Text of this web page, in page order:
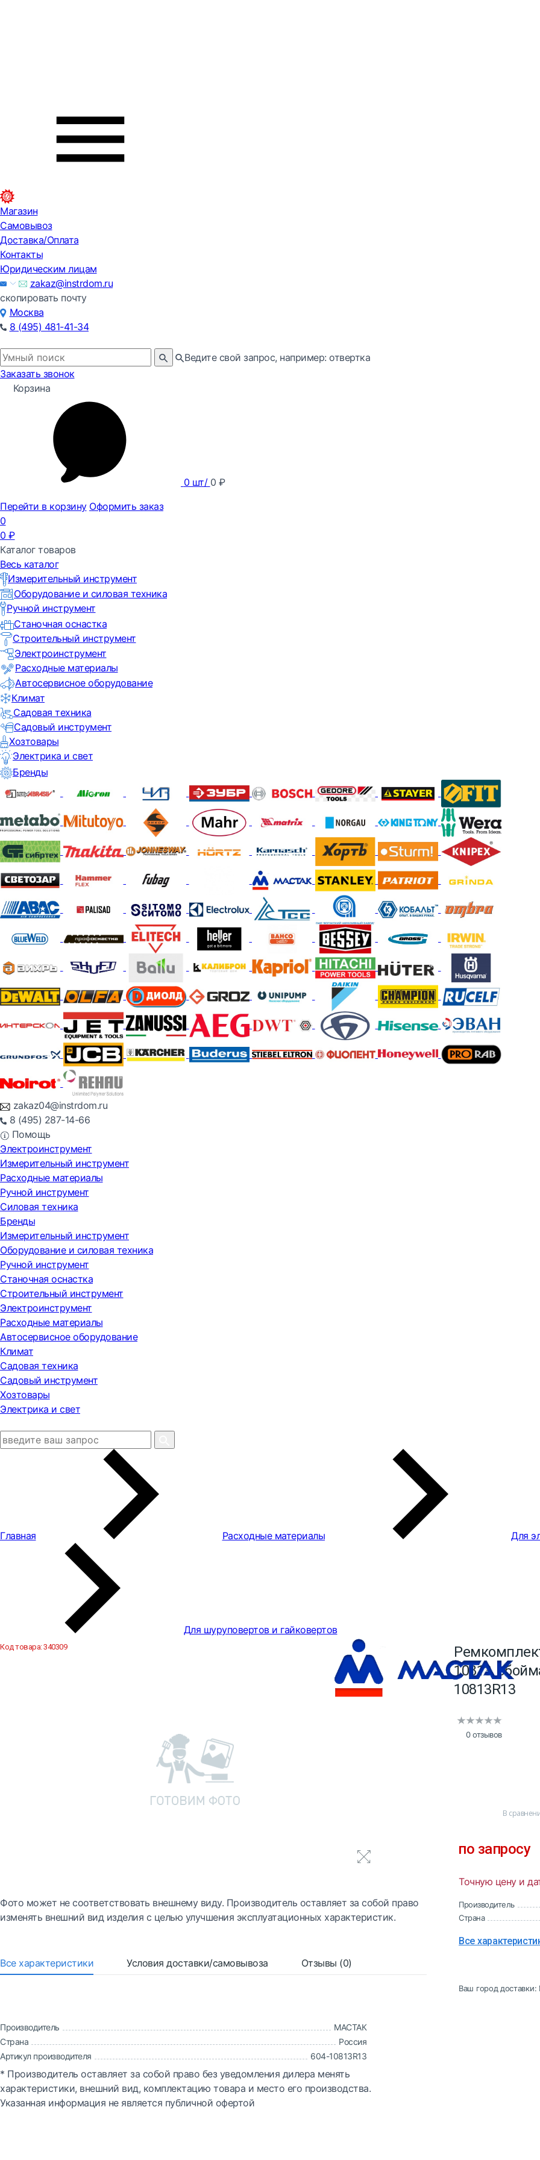
Магазин
Самовывоз
Доставка/Оплата
Контакты
Юридическим лицам
zakaz@instrdom.ru
скопировать почту
Москва
8 (495) 481-41-34
Ведите свой запрос, например: отвертка
Заказать звонок
Корзина
0 шт/ 0 ₽
Перейти в корзину Оформить заказ
0
0 ₽
Каталог товаров
Весь каталог
Измерительный инструмент
Оборудование и силовая техника
Ручной инструмент
Станочная оснастка
Строительный инструмент
Электроинструмент
Расходные материалы
Автосервисное оборудование
Климат
Садовая техника
Садовый инструмент
Хозтовары
Электрика и свет
Бренды
zakaz04@instrdom.ru
8 (495) 287-14-66
Помощь
Электроинструмент
Измерительный инструмент
Расходные материалы
Ручной инструмент
Силовая техника
Бренды
Измерительный инструмент
Оборудование и силовая техника
Ручной инструмент
Станочная оснастка
Строительный инструмент
Электроинструмент
Расходные материалы
Автосервисное оборудование
Климат
Садовая техника
Садовый инструмент
Хозтовары
Электрика и свет
Главная Расходные материалы Для
Для шуруповертов и гайковертов
Код товара:340309
Фото может не соответствовать внешнему виду. Производитель оставляет за собой право
изменять внешний вид изделия с целью улучшения эксплуатационных характеристик.
Все характеристики Условия доставки/самовывоза Отзывы (0)
Производитель
МАСТАК
Страна
Россия
Артикул производителя
604-10813R13
* Производитель оставляет за собой право без уведомления дилера менять
характеристики, внешний вид, комплектацию товара и место его производства.
Указанная информация не является публичной офертой
10813,
10813R13
0 отзывов
В
по запросу
Точную цену и
Производитель
Страна
Все
Ваш город доставки: